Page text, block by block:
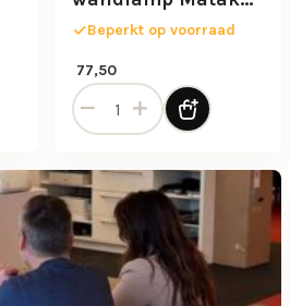
mat zwart aantal
donker bruin rotan
L&L
Beperkt op voorraad
77,50
Botanische wandlamp